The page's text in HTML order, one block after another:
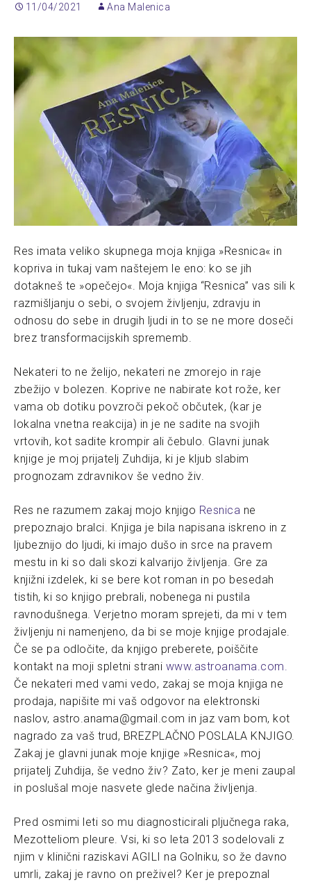
11/04/2021 Ana Malenica
Res imata veliko skupnega moja knjiga »Resnica« in
kopriva in tukaj vam naštejem le eno: ko se jih
dotakneš te »opečejo«. Moja knjiga “Resnica” vas sili k
razmišljanju o sebi, o svojem življenju, zdravju in
odnosu do sebe in drugih ljudi in to se ne more doseči
brez transformacijskih sprememb.
Nekateri to ne želijo, nekateri ne zmorejo in raje
zbežijo v bolezen. Koprive ne nabirate kot rože, ker
vama ob dotiku povzroči pekoč občutek, (kar je
lokalna vnetna reakcija) in je ne sadite na svojih
vrtovih, kot sadite krompir ali čebulo. Glavni junak
knjige je moj prijatelj Zuhdija, ki je kljub slabim
prognozam zdravnikov še vedno živ.
Res ne razumem zakaj mojo knjigo Resnica ne
prepoznajo bralci. Knjiga je bila napisana iskreno in z
ljubeznijo do ljudi, ki imajo dušo in srce na pravem
mestu in ki so dali skozi kalvarijo življenja. Gre za
knjižni izdelek, ki se bere kot roman in po besedah
tistih, ki so knjigo prebrali, nobenega ni pustila
ravnodušnega. Verjetno moram sprejeti, da mi v tem
življenju ni namenjeno, da bi se moje knjige prodajale.
Če se pa odločite, da knjigo preberete, poiščite
kontakt na moji spletni strani www.astroanama.com.
Če nekateri med vami vedo, zakaj se moja knjiga ne
prodaja, napišite mi vaš odgovor na elektronski
naslov, astro.anama@gmail.com in jaz vam bom, kot
nagrado za vaš trud, BREZPLAČNO POSLALA KNJIGO.
Zakaj je glavni junak moje knjige »Resnica«, moj
prijatelj Zuhdija, še vedno živ? Zato, ker je meni zaupal
in poslušal moje nasvete glede načina življenja.
Pred osmimi leti so mu diagnosticirali pljučnega raka,
Mezotteliom pleure. Vsi, ki so leta 2013 sodelovali z
njim v klinični raziskavi AGILI na Golniku, so že davno
umrli, zakaj je ravno on preživel? Ker je prepoznal